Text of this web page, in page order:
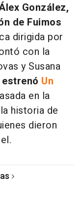
González,
de Fuimos
dirigida por
con la
y Susana
Un
en la
historia de
dieron